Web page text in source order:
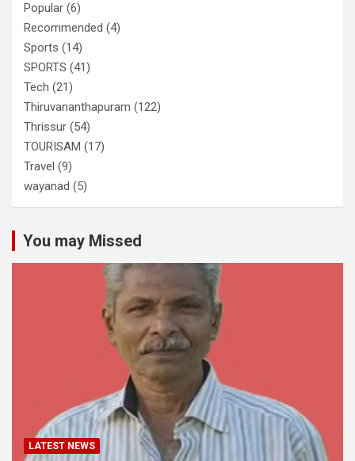
Popular (6)
Recommended (4)
Sports (14)
SPORTS (41)
Tech (21)
Thiruvananthapuram (122)
Thrissur (54)
TOURISAM (17)
Travel (9)
wayanad (5)
You may Missed
LATEST NEWS